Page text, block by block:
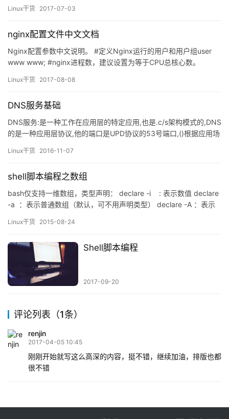
来暂存数据的。） 存储器：内存RAM（随机接入存储器）和硬盘：
令。 输出设备：是用来显示加工过的数据。 2，LINUX…
Linux干货 2017-07-03
nginx配置文件中文文档
Nginx配置参数中文说明。 #定义Nginx运行的用户和用户组user
www www; #nginx进程数，建议设置为等于CPU总核心数。
notice | warn | error | crit ]error_log /var/log/nginx/error…
Linux干货 2017-08-08
DNS服务基础
DNS服务:是一种工作在应用层的特定应用,也是.c/s架构模式的,DNS
的是一种应用层协议,他的端口是UPD协议的53号端口,()根据应用场
通信的 我们访问任何一个网站都是通过主机名的方式进行访问的;例
见的顶级域中的…
Linux干货 2016-11-07
shell脚本编程之数组
bash仅支持一维数组，类型声明： declare -i : 表示数值 declare
-a ：表示普通数组（默认，可不用声明类型） declare -A ：表示
bash –version查看版本） 一、普通数组（用数字为下标） 1.1数组
Linux干货 2015-08-24
Shell脚本编程
2017-09-20
评论列表（1条）
renjin
2017-04-05 10:45
刚刚开始就写这么高深的内容，挺不错，继续加油，排版也都
很不错